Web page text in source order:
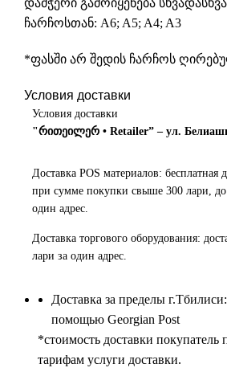
დამჭერი გამოიყენება
ჩარჩოსთან: A6; A5; A4; A3
*ფასში არ შედის ჩარჩოს
Условия доставки
Условия доставки
"რითეილერ • Retailer” – ул.
Доставка POS материалов: бесплатная
при сумме покупки свыше 300 лари, до
один адрес.
Доставка торгового оборудования:
лари за один адрес.
Доставка за пределы
помощью Georgian Post
*cтоимость доставки покупатель
тарифам услуги доставки.